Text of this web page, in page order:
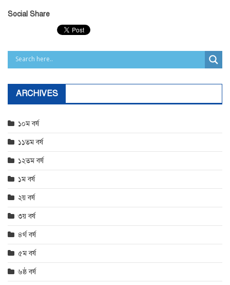
Social Share
ARCHIVES
১০ম বর্ষ
১১তম বর্ষ
১২তম বর্ষ
১ম বর্ষ
২য় বর্ষ
৩য় বর্ষ
৪র্থ বর্ষ
৫ম বর্ষ
৬ষ্ঠ বর্ষ